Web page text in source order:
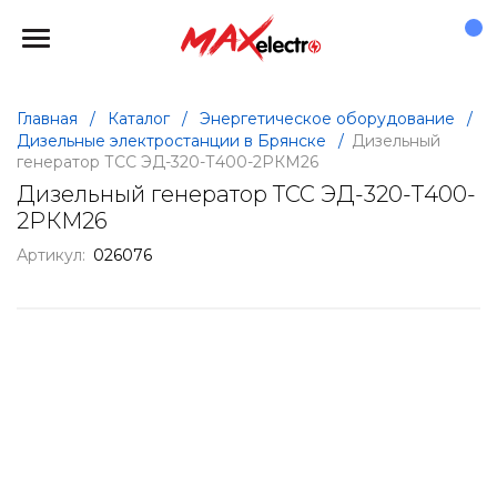
Главная / Каталог / Энергетическое оборудование
/
Дизельные электростанции в Брянске
/ Дизельный
генератор ТСС ЭД-320-Т400-2РКМ26
Дизельный генератор ТСС ЭД-320-Т400-
2РКМ26
Артикул: 026076